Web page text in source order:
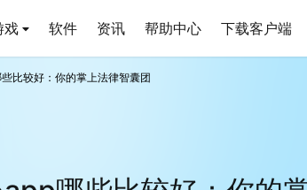
戏 软件 资讯 帮助中心 下载客户端
比较好：你的掌上法律智囊团